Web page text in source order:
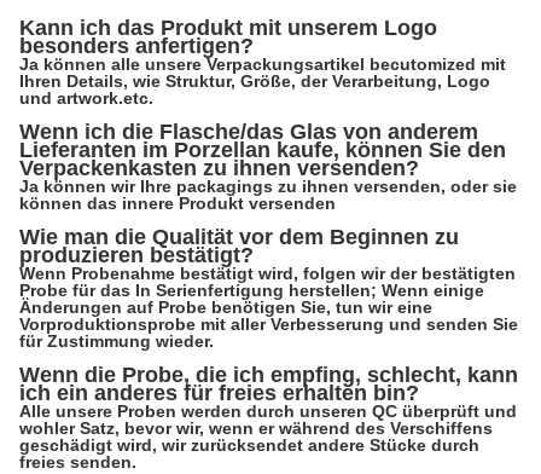
Kann ich das Produkt mit unserem Logo
besonders anfertigen?
Ja können alle unsere Verpackungsartikel becutomized mit
Ihren Details, wie Struktur, Größe, der Verarbeitung, Logo
und artwork.etc.
Wenn ich die Flasche/das Glas von anderem
Lieferanten im Porzellan kaufe, können Sie den
Verpackenkasten zu ihnen versenden?
Ja können wir Ihre packagings zu ihnen versenden, oder sie
können das innere Produkt versenden
Wie man die Qualität vor dem Beginnen zu
produzieren bestätigt?
Wenn Probenahme bestätigt wird, folgen wir der bestätigten
Probe für das In Serienfertigung herstellen; Wenn einige
Änderungen auf Probe benötigen Sie, tun wir eine
Vorproduktionsprobe mit aller Verbesserung und senden Sie
für Zustimmung wieder.
Wenn die Probe, die ich empfing, schlecht, kann
ich ein anderes für freies erhalten bin?
Alle unsere Proben werden durch unseren QC überprüft und
wohler Satz, bevor wir, wenn er während des Verschiffens
geschädigt wird, wir zurücksendet andere Stücke durch
freies senden.